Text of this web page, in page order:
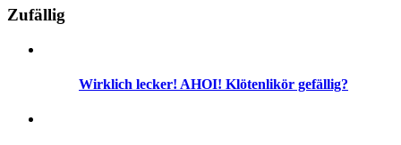
Zufällig
Wirklich lecker! AHOI! Klötenlikör gefällig?